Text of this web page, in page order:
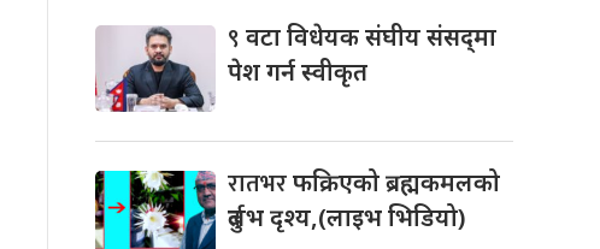
९वटा विधेयक संघीय संसद्‌मा
पेश गर्न स्वीकृत
रातभरफक्रिएको ब्रह्मकमलको
दुर्लभ दृश्य,(लाइभ भिडियो)